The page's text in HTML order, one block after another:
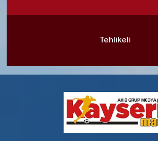
Tehlikeli